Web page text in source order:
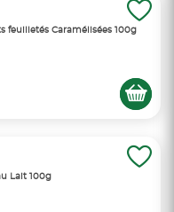
feuilletés Caramélisées 100g
Lait 100g